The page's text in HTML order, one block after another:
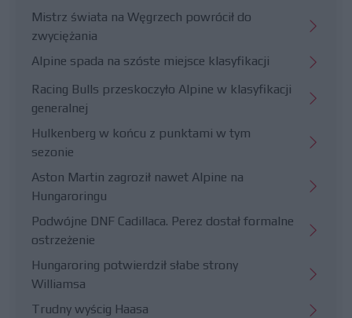
Mistrz świata na Węgrzech powrócił do
zwyciężania
Alpine spada na szóste miejsce klasyfikacji
Racing Bulls przeskoczyło Alpine w klasyfikacji
generalnej
Hulkenberg w końcu z punktami w tym
sezonie
Aston Martin zagroził nawet Alpine na
Hungaroringu
Podwójne DNF Cadillaca. Perez dostał formalne
ostrzeżenie
Hungaroring potwierdził słabe strony
Williamsa
Trudny wyścig Haasa